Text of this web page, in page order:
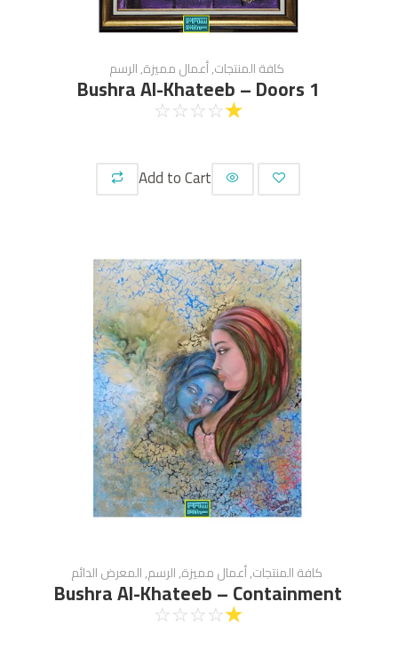
كافة المنتجات,أعمال مميزة,الرسم
Bushra Al-Khateeb – Doors 1
☆
☆
☆
☆
☆
Add to Cart
كافة المنتجات,أعمال مميزة,الرسم,المعرض الدائم
Bushra Al-Khateeb – Containment
☆
☆
☆
☆
☆